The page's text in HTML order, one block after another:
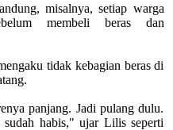
misalnya, setiap warga
membeli beras dan
tidak kebagian beras di
panjang. Jadi pulang dulu.
habis," ujar Lilis seperti